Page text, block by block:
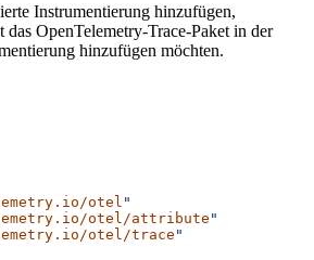
Instrumentierung hinzufügen,
das OpenTelemetry-Trace-Paket in der
hinzufügen möchten.
otel "
otel/attribute "
otel/trace "